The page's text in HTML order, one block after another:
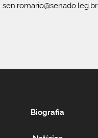
sen.romario@senado.leg.br
Biografia